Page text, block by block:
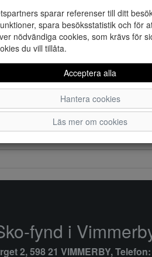
sparar referenser till ditt
spara besöksstatistik och för
nödvändiga cookies, som krävs för
du vill tillåta.
Acceptera alla
Hantera cookies
Läs mer om cookies
fynd i
2, 598 21 VIMMERBY, Telefon: